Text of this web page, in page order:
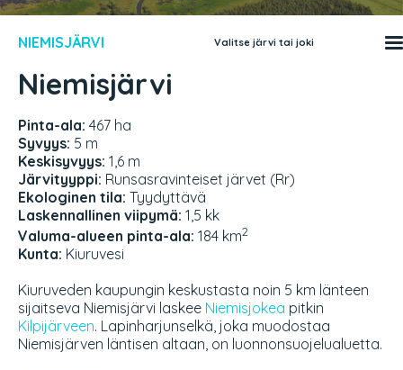
NIEMISJÄRVI Valitse järvi tai joki
Niemisjärvi
Pinta-ala: 467 ha
Syvyys: 5 m
Keskisyvyys: 1,6 m
Järvityyppi: Runsasravinteiset järvet (Rr)
Ekologinen tila: Tyydyttävä
Laskennallinen viipymä: 1,5 kk
Valuma-alueen pinta-ala: 184 km2
Kunta: Kiuruvesi
Kiuruveden kaupungin keskustasta noin 5 km länteen
sijaitseva Niemisjärvi laskee Niemisjokea pitkin
Kilpijärveen. Lapinharjunselkä, joka muodostaa
Niemisjärven läntisen altaan, on luonnonsuojelualuetta.